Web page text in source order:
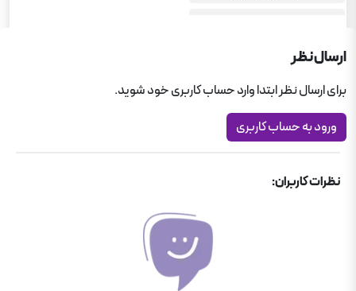
علوم و فنون ادبی دوازدهم انسانی
ارسال نظر
برای ارسال نظر ابتدا وارد حساب کاربری خود شوید.
ورود به حساب کاربری
نظرات کاربران: